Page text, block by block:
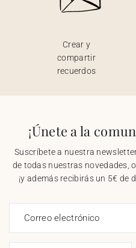
Crear y
compartir
recuerdos
¡Únete a la
Suscríbete a nuestra
de todas nuestras novedades,
¡y además recibirás un 5€ de
Correo electrónico